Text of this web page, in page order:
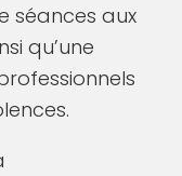
séances aux
qu’une